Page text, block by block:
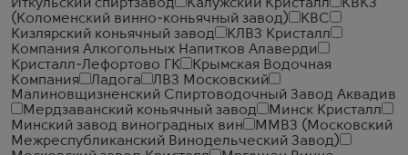
Иткульский спиртзавод
Калужский Кристалл
КВКЗ
(Коломенский винно-коньячный завод)
КВС
Кизлярский коньячный завод
КЛВЗ Кристалл
Компания Алкогольных Напитков Алаверди
Кристалл-Лефортово ГК
Крымская Водочная
Компания
Ладога
ЛВЗ Московский
Малиновщизненский Спиртоводочный Завод Аквадив
Мердзаванский коньячный завод
Минск Кристалл
Минский завод виноградных вин
ММВЗ (Московский
Межреспубликанский Винодельческий Завод)